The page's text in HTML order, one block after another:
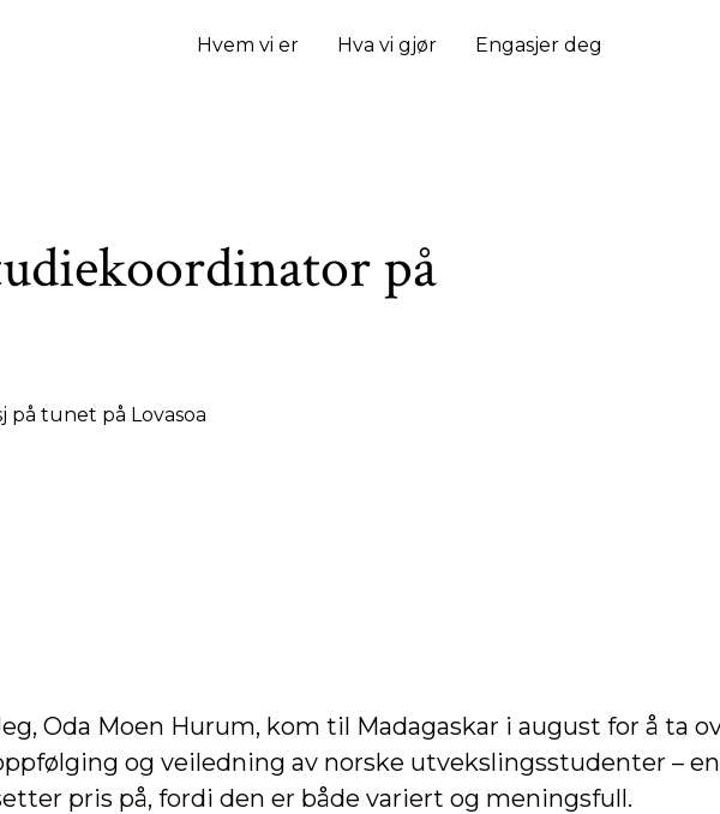
Hvem vi er Hva vi gjør Engasjer deg
på
Oda Moen Hurum, kom til Madagaskar i august for å ta
og veiledning av norske utvekslingsstudenter –
pris på, fordi den er både variert og meningsfull.